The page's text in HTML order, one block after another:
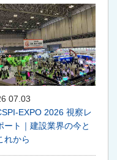
07.03
EXPO 2026 視察レ
ート｜建設業界の今と
れから